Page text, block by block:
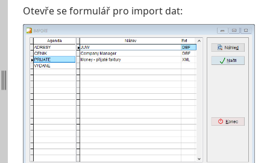
Otevře se formulář pro import dat: